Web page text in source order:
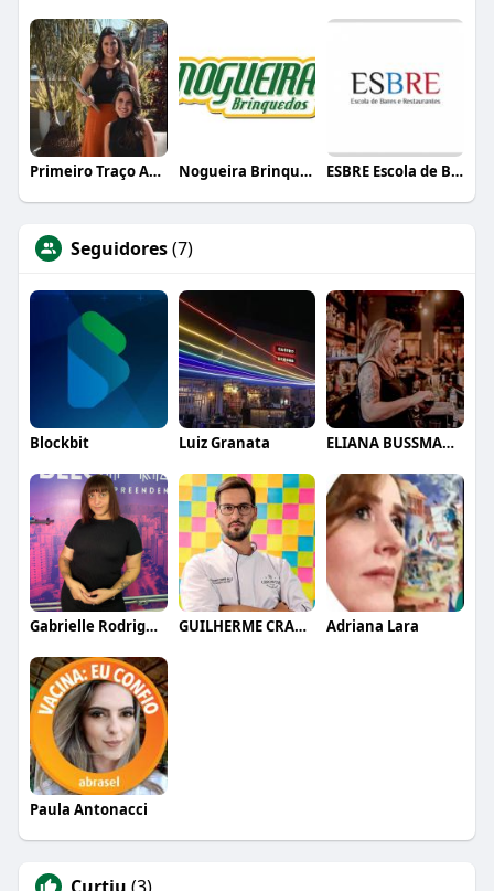
Primeiro Traço Arquitetura Nogueira Brinquedos ESBRE Escola de Bares e Restaurantes
Seguidores(7)
Blockbit Luiz Granata ELIANA BUSSMANN CLARET BUENO
Gabrielle Rodrigues GUILHERME CRAMER BALLE Adriana Lara
Paula Antonacci